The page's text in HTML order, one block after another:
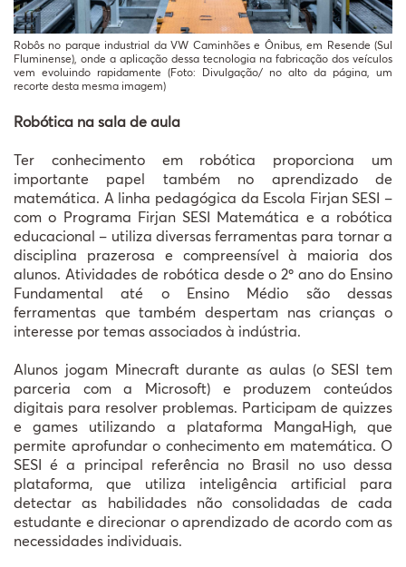
Robôs no parque industrial da VW Caminhões e Ônibus, em Resende (Sul
Fluminense), onde a aplicação dessa tecnologia na fabricação dos veículos
vem evoluindo rapidamente (Foto: Divulgação/ no alto da página, um
recorte desta mesma imagem)
Robótica na sala de aula
Ter conhecimento em robótica proporciona um
importante papel também no aprendizado de
matemática. A linha pedagógica da Escola Firjan SESI –
com o Programa Firjan SESI Matemática e a robótica
educacional – utiliza diversas ferramentas para tornar a
disciplina prazerosa e compreensível à maioria dos
alunos. Atividades de robótica desde o 2º ano do Ensino
Fundamental até o Ensino Médio são dessas
ferramentas que também despertam nas crianças o
interesse por temas associados à indústria.
Alunos jogam Minecraft durante as aulas (o SESI tem
parceria com a Microsoft) e produzem conteúdos
digitais para resolver problemas. Participam de quizzes
e games utilizando a plataforma MangaHigh, que
permite aprofundar o conhecimento em matemática. O
SESI é a principal referência no Brasil no uso dessa
plataforma, que utiliza inteligência artificial para
detectar as habilidades não consolidadas de cada
estudante e direcionar o aprendizado de acordo com as
necessidades individuais.